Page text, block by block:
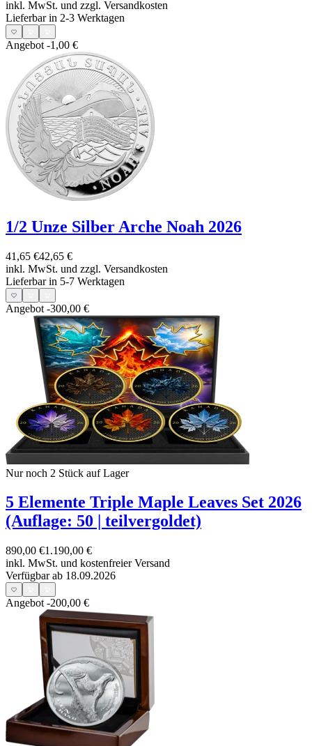
inkl. MwSt. und zzgl. Versandkosten
Lieferbar in 2-3 Werktagen
Angebot -1,00 €
1/2 Unze Silber Arche Noah 2026
41,65 €42,65 €
inkl. MwSt. und zzgl. Versandkosten
Lieferbar in 5-7 Werktagen
Angebot -300,00 €
Nur noch 2 Stück auf Lager
5 Elemente Triple Maple Leaves Set 2026
(Auflage: 50 | teilvergoldet)
890,00 €1.190,00 €
inkl. MwSt. und kostenfreier Versand
Verfügbar ab 18.09.2026
Angebot -200,00 €